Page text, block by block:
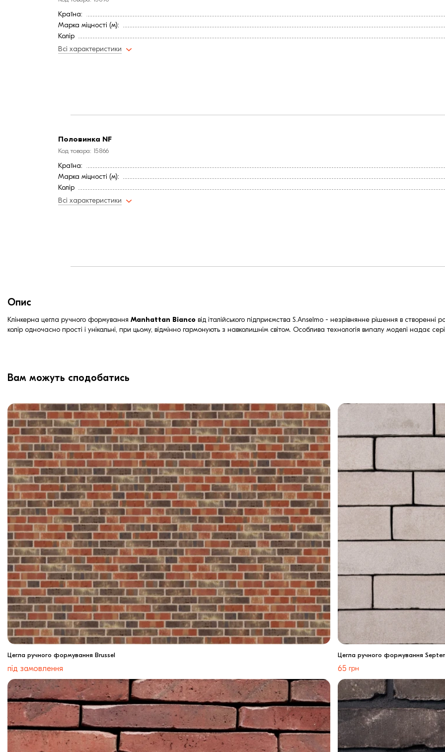
Країна:
Марка міцності (м):
Колір
Фактура
Всі характеристики
Половинка NF
Код товара: 15866
Країна:
Марка міцності (м):
Колір
Фактура
Всі характеристики
Опис
Клінкерна цегла ручного формування Manhattan Bianco від італійського підприємства S.Anselmo - незрівнянне рішення в
колір одночасно прості і унікальні, при цьому, відмінно гармонують з навколишнім світом. Особлива технологія випалу моделі надає серії
Вам можуть сподобатись
Цегла ручного формування Brussel
під замовлення
Цегла ручного формування
65 грн